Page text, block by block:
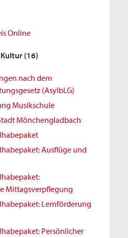
Online
Kultur (16)
nach dem
(AsylbLG)
Musikschule
Mönchengladbach
Ausflüge und
Mittagsverpflegung
Lernförderung
Persönlicher